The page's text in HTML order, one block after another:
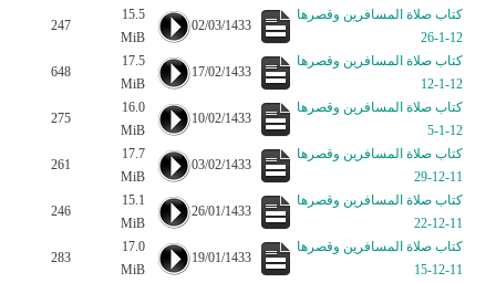
كتاب صلاة المسافرين وقصرها
12-1-26
02/03/1433
15.5
MiB
247
كتاب صلاة المسافرين وقصرها
12-1-12
17/02/1433
17.5
MiB
648
كتاب صلاة المسافرين وقصرها
12-1-5
10/02/1433
16.0
MiB
275
كتاب صلاة المسافرين وقصرها
11-12-29
03/02/1433
17.7
MiB
261
كتاب صلاة المسافرين وقصرها
11-12-22
26/01/1433
15.1
MiB
246
كتاب صلاة المسافرين وقصرها
11-12-15
19/01/1433
17.0
MiB
283